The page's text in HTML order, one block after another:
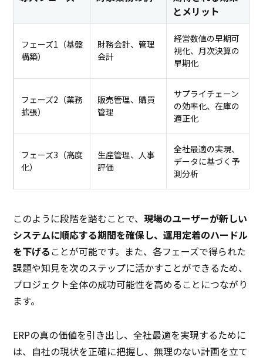
とメリット
フェーズ1（基盤
構築）
財務会計、管理
会計
経営数値の早期可
視化、月次決算の
早期化
フェーズ2（業務
拡張）
販売管理、購買
管理
サプライチェーン
の効率化、在庫の
適正化
フェーズ3（高度
化）
生産管理、人事
評価
全社最適の実現、
データに基づく予
測分析
このように段階を踏むことで、現場のユーザーが新しい
システムに順応する期間を確保し、運用定着のハードル
を下げることが可能です。また、各フェーズで得られた
課題や知見を次のステップに活かすことができるため、
プロジェクト全体の成功可能性を高めることにつながり
ます。
ERPの真の価値を引き出し、全社最適を実現するために
は、自社の現状を正確に把握し、無理のない計画を立て